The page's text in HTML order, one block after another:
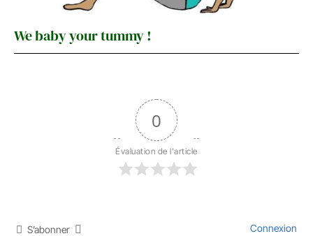
We baby your tummy !
0
Évaluation de l'article
S’abonner Connexion